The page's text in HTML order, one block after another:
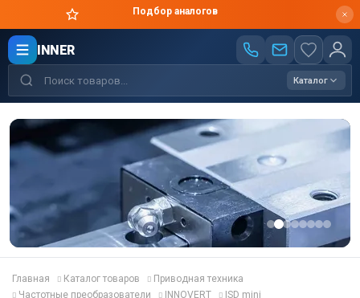
Цены производителя
INNER
Каталог
Главная Каталог товаров
Приводная техника
Частотные преобразователи
INNOVERT
ISD mini